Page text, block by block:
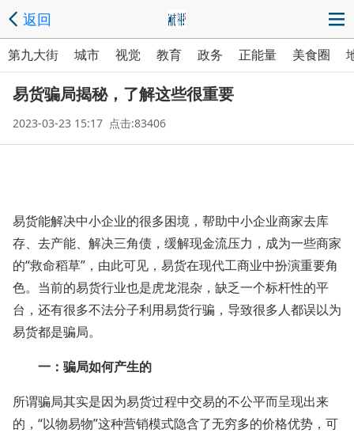
返回
第九大街 城市 视觉 教育 政务 正能量 美食圈
易货骗局揭秘，了解这些很重要
2023-03-23 15:17 点击:83406
易货能解决中小企业的很多困境，帮助中小企业商家去库
存、去产能、解决三角债，缓解现金流压力，成为一些商家
的“救命稻草”，由此可见，易货在现代工商业中扮演重要角
色。当前的易货行业也是虎龙混杂，缺乏一个标杆性的平
台，还有很多不法分子利用易货行骗，导致很多人都误以为
易货都是骗局。
一：骗局如何产生的
所谓骗局其实是因为易货过程中交易的不公平而呈现出来
的，“以物易物”这种营销模式隐含了无穷多的价格优势，可